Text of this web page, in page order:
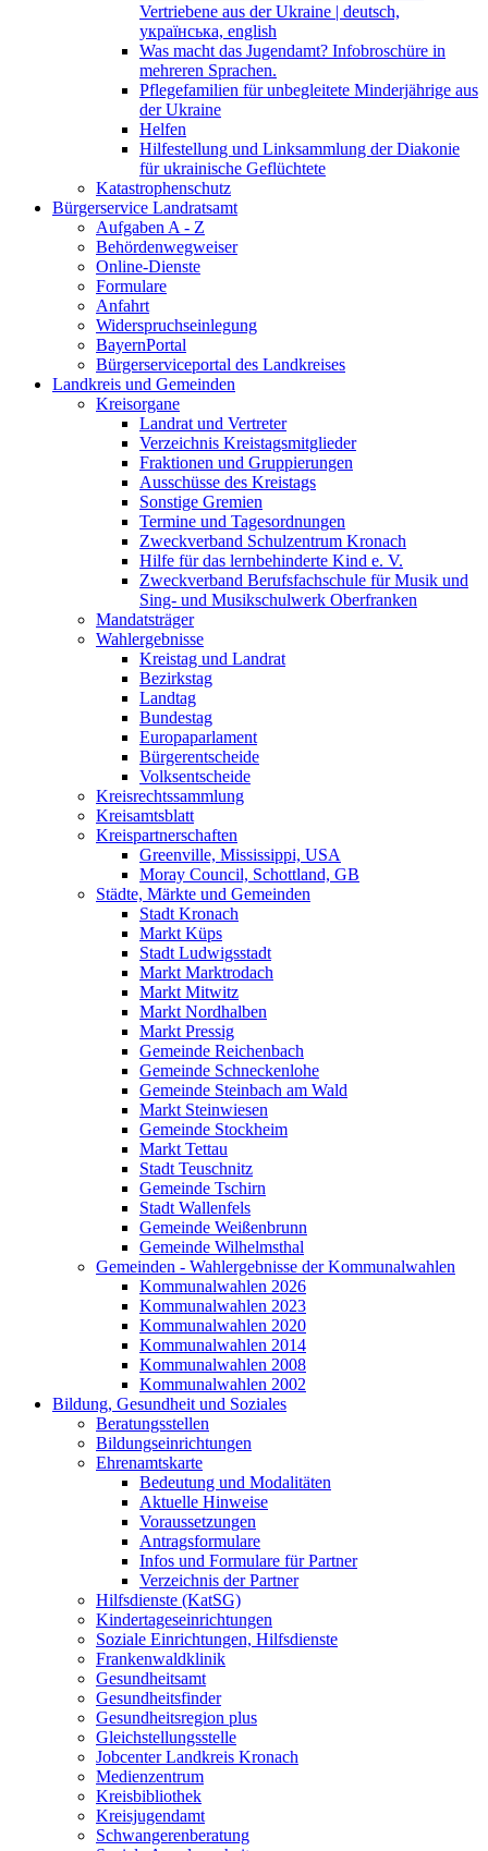
Vertriebene aus der Ukraine | deutsch,
українська, english
Was macht das Jugendamt? Infobroschüre in
mehreren Sprachen.
Pflegefamilien für unbegleitete Minderjährige aus
der Ukraine
Helfen
Hilfestellung und Linksammlung der Diakonie
für ukrainische Geflüchtete
Katastrophenschutz
Bürgerservice Landratsamt
Aufgaben A - Z
Behördenwegweiser
Online-Dienste
Formulare
Anfahrt
Widerspruchseinlegung
BayernPortal
Bürgerserviceportal des Landkreises
Landkreis und Gemeinden
Kreisorgane
Landrat und Vertreter
Verzeichnis Kreistagsmitglieder
Fraktionen und Gruppierungen
Ausschüsse des Kreistags
Sonstige Gremien
Termine und Tagesordnungen
Zweckverband Schulzentrum Kronach
Hilfe für das lernbehinderte Kind e. V.
Zweckverband Berufsfachschule für Musik und
Sing- und Musikschulwerk Oberfranken
Mandatsträger
Wahlergebnisse
Kreistag und Landrat
Bezirkstag
Landtag
Bundestag
Europaparlament
Bürgerentscheide
Volksentscheide
Kreisrechtssammlung
Kreisamtsblatt
Kreispartnerschaften
Greenville, Mississippi, USA
Moray Council, Schottland, GB
Städte, Märkte und Gemeinden
Stadt Kronach
Markt Küps
Stadt Ludwigsstadt
Markt Marktrodach
Markt Mitwitz
Markt Nordhalben
Markt Pressig
Gemeinde Reichenbach
Gemeinde Schneckenlohe
Gemeinde Steinbach am Wald
Markt Steinwiesen
Gemeinde Stockheim
Markt Tettau
Stadt Teuschnitz
Gemeinde Tschirn
Stadt Wallenfels
Gemeinde Weißenbrunn
Gemeinde Wilhelmsthal
Gemeinden - Wahlergebnisse der Kommunalwahlen
Kommunalwahlen 2026
Kommunalwahlen 2023
Kommunalwahlen 2020
Kommunalwahlen 2014
Kommunalwahlen 2008
Kommunalwahlen 2002
Bildung, Gesundheit und Soziales
Beratungsstellen
Bildungseinrichtungen
Ehrenamtskarte
Bedeutung und Modalitäten
Aktuelle Hinweise
Voraussetzungen
Antragsformulare
Infos und Formulare für Partner
Verzeichnis der Partner
Hilfsdienste (KatSG)
Kindertageseinrichtungen
Soziale Einrichtungen, Hilfsdienste
Frankenwaldklinik
Gesundheitsamt
Gesundheitsfinder
Gesundheitsregion plus
Gleichstellungsstelle
Jobcenter Landkreis Kronach
Medienzentrum
Kreisbibliothek
Kreisjugendamt
Schwangerenberatung